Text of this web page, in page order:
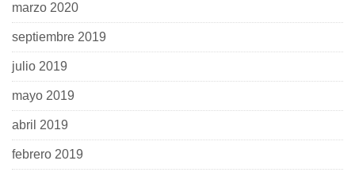
marzo 2020
septiembre 2019
julio 2019
mayo 2019
abril 2019
febrero 2019